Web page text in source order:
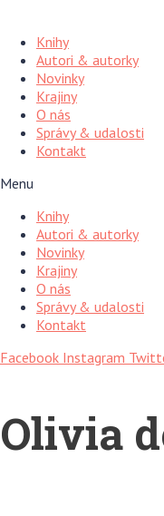
obsah Knihy
Autori & autorky
Novinky
Krajiny
O nás
Správy & udalosti
Kontakt
Menu
Knihy
Autori & autorky
Novinky
Krajiny
O nás
Správy & udalosti
Kontakt
Facebook Instagram
Olivia